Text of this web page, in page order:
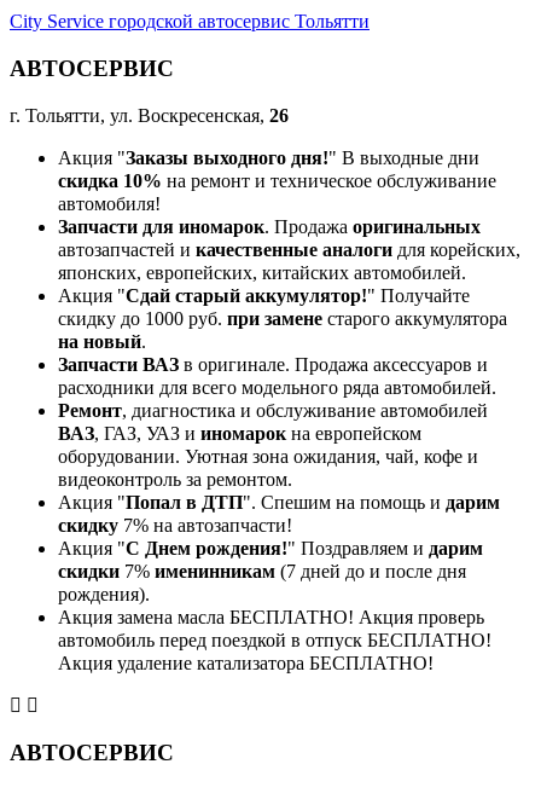
City Service городской автосервис Тольятти
АВТОСЕРВИС
г. Тольятти, ул. Воскресенская, 26
Акция "Заказы выходного дня!" В выходные дни
скидка 10% на ремонт и техническое обслуживание
автомобиля!
Запчасти для иномарок. Продажа оригинальных
автозапчастей и качественные аналоги для корейских,
японских, европейских, китайских автомобилей.
Акция "Сдай старый аккумулятор!" Получайте
скидку до 1000 руб. при замене старого аккумулятора
на новый.
Запчасти ВАЗ в оригинале. Продажа аксессуаров и
расходники для всего модельного ряда автомобилей.
Ремонт, диагностика и обслуживание автомобилей
ВАЗ, ГАЗ, УАЗ и иномарокна европейском
оборудовании. Уютная зона ожидания, чай, кофе и
видеоконтроль за ремонтом.
Акция "Попал в ДТП". Спешим на помощь и дарим
скидку 7% на автозапчасти!
Акция "С Днем рождения!" Поздравляем и дарим
скидки 7% именинникам (7 дней до и после дня
рождения).
Акция замена масла БЕСПЛАТНО! Акция проверь
автомобиль перед поездкой в отпуск БЕСПЛАТНО!
Акция удаление катализатора БЕСПЛАТНО!
АВТОСЕРВИС